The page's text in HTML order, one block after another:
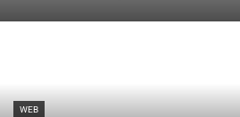
WEB